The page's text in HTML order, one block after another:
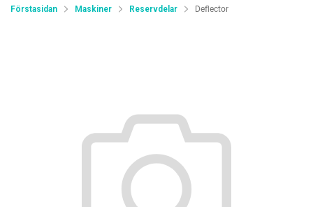
Förstasidan Maskiner Reservdelar Deflector